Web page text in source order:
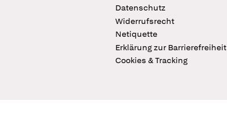
Datenschutz
Widerrufsrecht
Netiquette
Erklärung zur Barrierefreiheit
Cookies & Tracking